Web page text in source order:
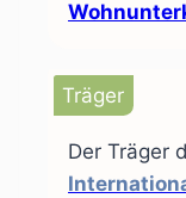
Träger
Der Träger